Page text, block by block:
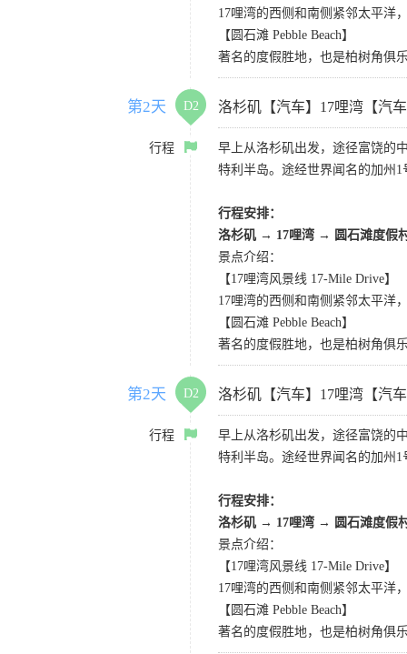
17哩湾的西侧和南侧紧邻太平洋
【圆石滩 Pebble Beach】
著名的度假胜地，也是柏树角俱
第2天 D2 洛杉矶【汽车】17哩湾【汽
行程
早上从洛杉矶出发，途径富饶的
特利半岛。途经世界闻名的加州
行程安排：
洛杉矶 → 17哩湾 → 圆石滩度假
景点介绍：
【17哩湾风景线 17-Mile Drive】
17哩湾的西侧和南侧紧邻太平洋
【圆石滩 Pebble Beach】
著名的度假胜地，也是柏树角俱
第2天 D2 洛杉矶【汽车】17哩湾【汽
行程
早上从洛杉矶出发，途径富饶的
特利半岛。途经世界闻名的加州
行程安排：
洛杉矶 → 17哩湾 → 圆石滩度假
景点介绍：
【17哩湾风景线 17-Mile Drive】
17哩湾的西侧和南侧紧邻太平洋
【圆石滩 Pebble Beach】
著名的度假胜地，也是柏树角俱